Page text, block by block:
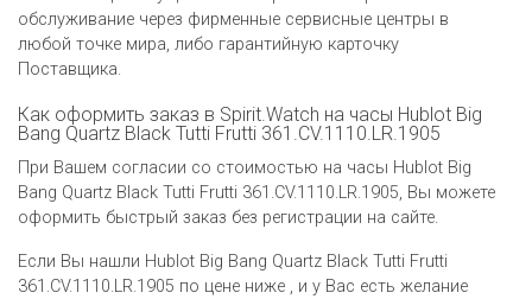
обслуживание через фирменные сервисные центры в
любой точке мира, либо гарантийную карточку
Поставщика.
Как оформить заказ в Spirit.Watch на часы Hublot Big
Bang Quartz Black Tutti Frutti 361.CV.1110.LR.1905
При Вашем согласии со стоимостью на часы Hublot Big
Bang Quartz Black Tutti Frutti 361.CV.1110.LR.1905, Вы можете
оформить быстрый заказ без регистрации на сайте.
Если Вы нашли Hublot Big Bang Quartz Black Tutti Frutti
361.CV.1110.LR.1905 по цене ниже , и у Вас есть желание